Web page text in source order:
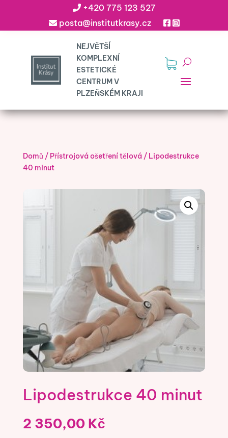
+420 775 123 527
posta@institutkrasy.cz
Domů / Přístrojová ošetření tělová/ Lipodestrukce
40 minut
Lipodestrukce 40 minut
2 350,00 Kč